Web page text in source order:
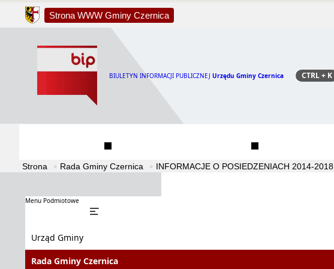
Strona WWW Gminy Czernica
BIULETYN INFORMACJI PUBLICZNEJ Urzędu Gminy Czernica Szukaj
CTRL+ K
Strona Rada Gminy Czernica INFORMACJE O POSIEDZENIACH 2014-2018
Menu Podmiotowe
Urząd Gminy
Rada Gminy Czernica